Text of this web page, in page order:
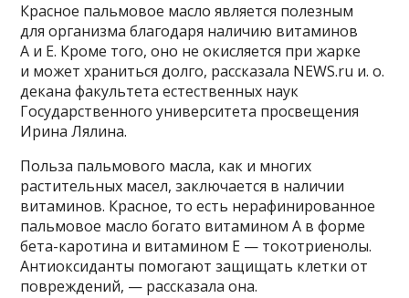
Красное пальмовое масло является полезным
для организма благодаря наличию витаминов
А и Е. Кроме того, оно не окисляется при жарке
и может храниться долго, рассказала NEWS.ru и. о.
декана факультета естественных наук
Государственного университета просвещения
Ирина Лялина.
Польза пальмового масла, как и многих
растительных масел, заключается в наличии
витаминов. Красное, то есть нерафинированное
пальмовое масло богато витамином A в форме
бета-каротина и витамином E — токотриенолы.
Антиоксиданты помогают защищать клетки от
повреждений, — рассказала она.